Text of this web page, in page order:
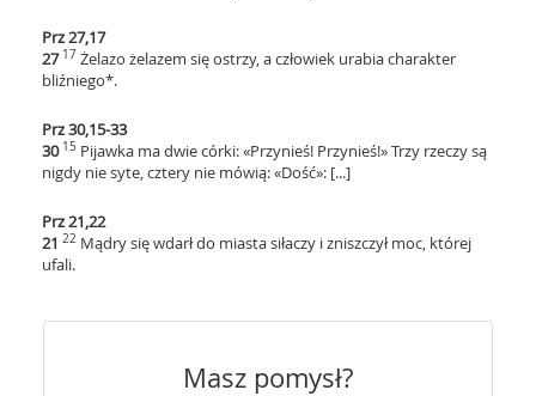
Prz 27,17
2717 Żelazo żelazem się ostrzy, a człowiek urabia charakter
bliźniego*.
Prz 30,15-33
3015 Pijawka ma dwie córki: «Przynieś! Przynieś!» Trzy rzeczy są
nigdy nie syte, cztery nie mówią: «Dość»: [...]
Prz 21,22
21 22 Mądry się wdarł do miasta siłaczy i zniszczył moc, której
ufali.
Masz pomysł?